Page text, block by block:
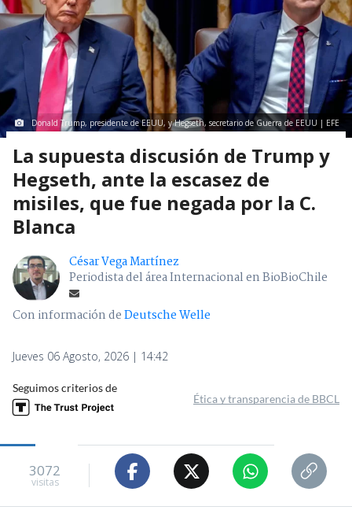
Donald Trump, presidente de EEUU, y Hegseth, secretario de Guerra de EEUU | EFE
La supuesta discusión de Trump y
Hegseth, ante la escasez de
misiles, que fue negada por la C.
Blanca
César Vega Martínez
Periodista del área Internacional en BioBioChile
Con información deDeutsche Welle
Jueves 06 Agosto, 2026 | 14:42
Seguimos criterios de
Ética y transparencia de BBCL
3072
visitas